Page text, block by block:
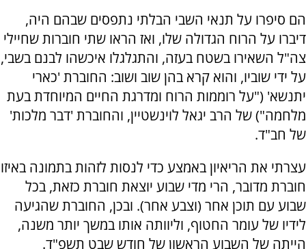
הם סיפרו על תנאי השבי הבלתי נתפסים שבהם היה,
דיברו על הרוח הגדולה שלו, ואז הראו שתי חוברות שחיילי
צה"ל השאירו בשטח בעזה, והתגלגלו איכשהו לבנם בשבי,
על ידי שוביו, והוא קרא בהן שוב ושוב: החוברת 'כארי
יתנשא' ("על רוממות הרוח ומדרגת החיים המיוחדת בעת
מלחמה") של הרב יגאל לוינשטיין, והחוברת 'דבר מלכות'
של חב"ד.
עצרתי את הריאיון באמצע כדי לנסות לזהות בתמונה באיזו
חוברת מדובר, הרי מדי שבוע יוצאת חוברת כזאת, בכל
שבוע עם תוכן אחר (וצבע אחר). ובכן, החוברת שהגיעה
לידיו של עומר החטוף, וליוותה אותו במשך יותר משנה,
הייתה של השבוע הראשון של חודש שבט תשפ"ד.